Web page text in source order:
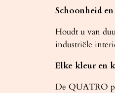
Schoonheid
Houdt u van
industriële
Elke kleur en
De QUATRO